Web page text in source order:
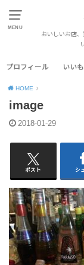
MENU
おいしいお店
プロフィール いい
HOME
image
2018-01-29
ポスト シ